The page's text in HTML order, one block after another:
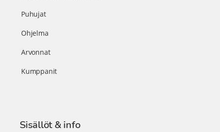
Puhujat
Ohjelma
Arvonnat
Kumppanit
Sisällöt & info